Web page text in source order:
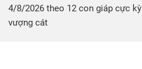
4/8/2026 theo 12 con giáp cực kỳ
vượng cát